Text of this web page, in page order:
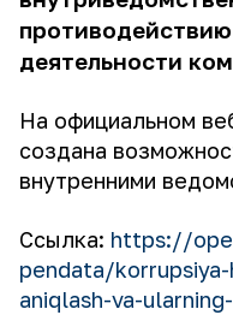
деятельности
На официальном
создана
внутренними
Ссылка: https://
pendata/
aniqlash-va-